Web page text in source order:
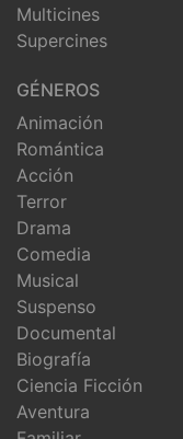
Multicines
Supercines
GÉNEROS
Animación
Romántica
Acción
Terror
Drama
Comedia
Musical
Suspenso
Documental
Biografía
Ciencia Ficción
Aventura